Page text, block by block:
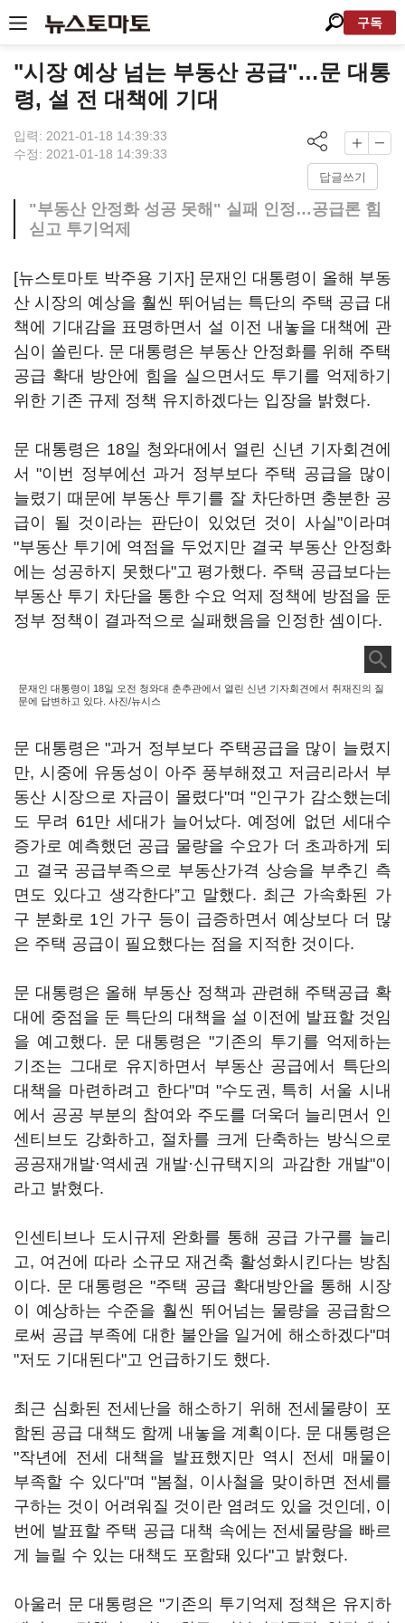
구독
"시장 예상 넘는 부동산 공급"…문 대통
령, 설 전 대책에 기대
입력: 2021-01-18 14:39:33
수정: 2021-01-18 14:39:33
답글쓰기
"부동산 안정화 성공 못해" 실패 인정…공급론 힘
싣고 투기억제
[뉴스토마토 박주용 기자] 문재인 대통령이 올해 부동
산 시장의 예상을 훨씬 뛰어넘는 특단의 주택 공급 대
책에 기대감을 표명하면서 설 이전 내놓을 대책에 관
심이 쏠린다. 문 대통령은 부동산 안정화를 위해 주택
공급 확대 방안에 힘을 실으면서도 투기를 억제하기
위한 기존 규제 정책 유지하겠다는 입장을 밝혔다.
문 대통령은 18일 청와대에서 열린 신년 기자회견에
서 "이번 정부에선 과거 정부보다 주택 공급을 많이
늘렸기 때문에 부동산 투기를 잘 차단하면 충분한 공
급이 될 것이라는 판단이 있었던 것이 사실"이라며
"부동산 투기에 역점을 두었지만 결국 부동산 안정화
에는 성공하지 못했다"고 평가했다. 주택 공급보다는
부동산 투기 차단을 통한 수요 억제 정책에 방점을 둔
정부 정책이 결과적으로 실패했음을 인정한 셈이다.
문재인 대통령이 18일 오전 청와대 춘추관에서 열린 신년 기자회견에서 취재진의 질
문에 답변하고 있다. 사진/뉴시스
문 대통령은 "과거 정부보다 주택공급을 많이 늘렸지
만, 시중에 유동성이 아주 풍부해졌고 저금리라서 부
동산 시장으로 자금이 몰렸다"며 "인구가 감소했는데
도 무려 61만 세대가 늘어났다. 예정에 없던 세대수
증가로 예측했던 공급 물량을 수요가 더 초과하게 되
고 결국 공급부족으로 부동산가격 상승을 부추긴 측
면도 있다고 생각한다”고 말했다. 최근 가속화된 가
구 분화로 1인 가구 등이 급증하면서 예상보다 더 많
은 주택 공급이 필요했다는 점을 지적한 것이다.
문 대통령은 올해 부동산 정책과 관련해 주택공급 확
대에 중점을 둔 특단의 대책을 설 이전에 발표할 것임
을 예고했다. 문 대통령은 "기존의 투기를 억제하는
기조는 그대로 유지하면서 부동산 공급에서 특단의
대책을 마련하려고 한다"며 "수도권, 특히 서울 시내
에서 공공 부분의 참여와 주도를 더욱더 늘리면서 인
센티브도 강화하고, 절차를 크게 단축하는 방식으로
공공재개발·역세권 개발·신규택지의 과감한 개발"이
라고 밝혔다.
인센티브나 도시규제 완화를 통해 공급 가구를 늘리
고, 여건에 따라 소규모 재건축 활성화시킨다는 방침
이다. 문 대통령은 "주택 공급 확대방안을 통해 시장
이 예상하는 수준을 훨씬 뛰어넘는 물량을 공급함으
로써 공급 부족에 대한 불안을 일거에 해소하겠다"며
"저도 기대된다"고 언급하기도 했다.
최근 심화된 전세난을 해소하기 위해 전세물량이 포
함된 공급 대책도 함께 내놓을 계획이다. 문 대통령은
"작년에 전세 대책을 발표했지만 역시 전세 매물이
부족할 수 있다"며 "봄철, 이사철을 맞이하면 전세를
구하는 것이 어려워질 것이란 염려도 있을 것인데, 이
번에 발표할 주택 공급 대책 속에는 전세물량을 빠르
게 늘릴 수 있는 대책도 포함돼 있다"고 밝혔다.
아울러 문 대통령은 "기존의 투기억제 정책은 유지하